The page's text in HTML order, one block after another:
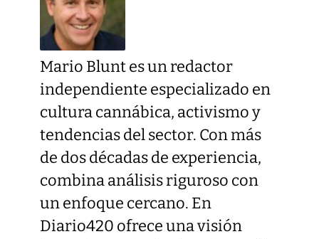
Mario Blunt es un redactor
independiente especializado en
cultura cannábica, activismo y
tendencias del sector. Con más
de dos décadas de experiencia,
combina análisis riguroso con
un enfoque cercano. En
Diario420 ofrece una visión